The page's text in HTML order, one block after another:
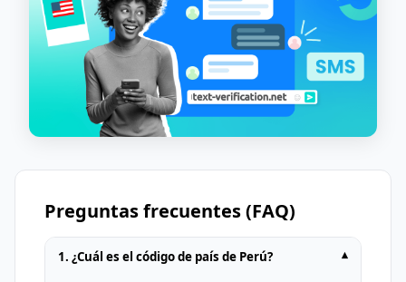
Preguntas frecuentes (FAQ)
1. ¿Cuál es el código de país de Perú? ▾